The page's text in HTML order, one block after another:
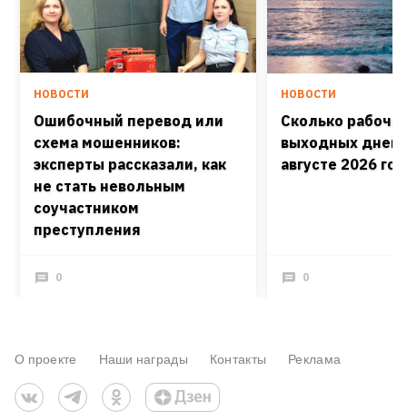
НОВОСТИ
Ошибочный перевод или
схема мошенников:
эксперты рассказали, как
не стать невольным
соучастником
преступления
0
НОВОСТИ
Сколько
выходных дней
августе 2026
0
О проекте Наши награды Контакты Реклама